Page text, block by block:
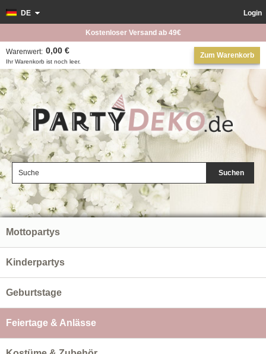
Suchen
Login
DE
Zum Warenkorb
Ihr Warenkorb ist noch leer.
Warenwert: 0,00 €
Kostenloser Versand ab 49€
Mottopartys
Kinderpartys
Geburtstage
Feiertage & Anlässe